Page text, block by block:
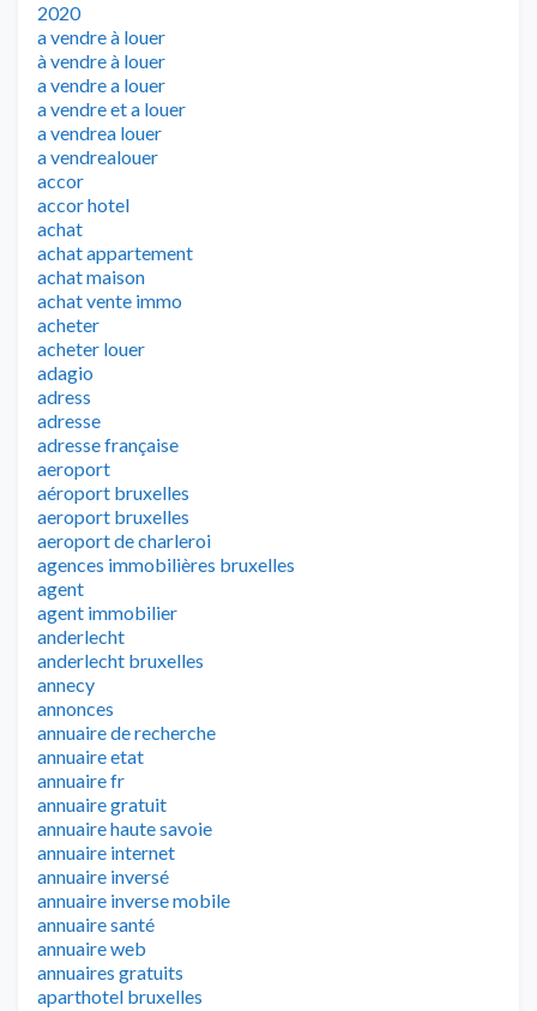
2020
a vendre à louer
à vendre à louer
a vendre a louer
a vendre et a louer
a vendrea louer
a vendrealouer
accor
accor hotel
achat
achat appartement
achat maison
achat vente immo
acheter
acheter louer
adagio
adress
adresse
adresse française
aeroport
aéroport bruxelles
aeroport bruxelles
aeroport de charleroi
agences immobilières bruxelles
agent
agent immobilier
anderlecht
anderlecht bruxelles
annecy
annonces
annuaire de recherche
annuaire etat
annuaire fr
annuaire gratuit
annuaire haute savoie
annuaire internet
annuaire inversé
annuaire inverse mobile
annuaire santé
annuaire web
annuaires gratuits
aparthotel bruxelles